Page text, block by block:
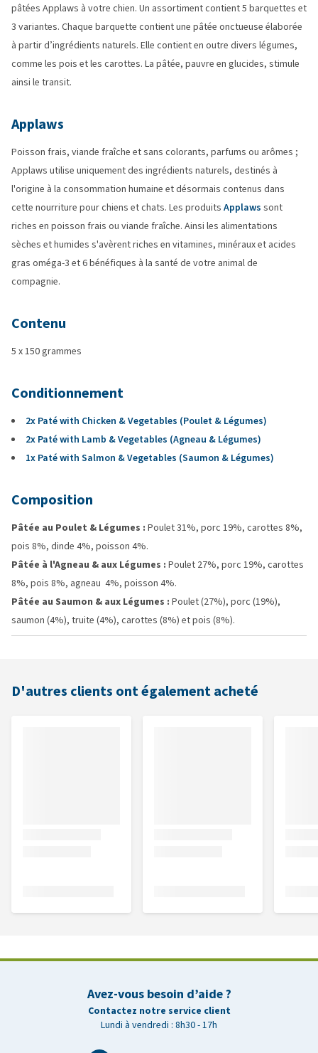
pâtées Applaws à votre chien. Un assortiment contient 5 barquettes et
3 variantes. Chaque barquette contient une pâtée onctueuse élaborée
à partir d’ingrédients naturels. Elle contient en outre divers légumes,
comme les pois et les carottes. La pâtée, pauvre en glucides, stimule
ainsi le transit.
Applaws
Poisson frais, viande fraîche et sans colorants, parfums ou arômes ;
Applaws utilise uniquement des ingrédients naturels, destinés à
l'origine à la consommation humaine et désormais contenus dans
cette nourriture pour chiens et chats. Les produits Applaws sont
riches en poisson frais ou viande fraîche. Ainsi les alimentations
sèches et humides s'avèrent riches en vitamines, minéraux et acides
gras oméga-3 et 6 bénéfiques à la santé de votre animal de
compagnie.
Contenu
5 x 150 grammes
Conditionnement
2x Paté with Chicken & Vegetables (Poulet & Légumes)
2x Paté with Lamb & Vegetables (Agneau & Légumes)
1x Paté with Salmon & Vegetables (Saumon & Légumes)
Composition
Pâtée au Poulet & Légumes : Poulet 31%, porc 19%, carottes 8%,
pois 8%, dinde 4%, poisson 4%.
Pâtée à l'Agneau & aux Légumes : Poulet 27%, porc 19%, carottes
8%, pois 8%, agneau 4%, poisson 4%.
Pâtée au Saumon & aux Légumes : Poulet (27%), porc (19%),
saumon (4%), truite (4%), carottes (8%) et pois (8%).
D'autres clients ont également acheté
Avez-vous besoin d’aide ?
Contactez notre service client
Lundi à vendredi : 8h30 - 17h